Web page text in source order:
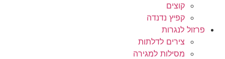
קוצים
קפיץ נדנדה
פרזול לנגרות
צירים לדלתות
מסילות למגירה